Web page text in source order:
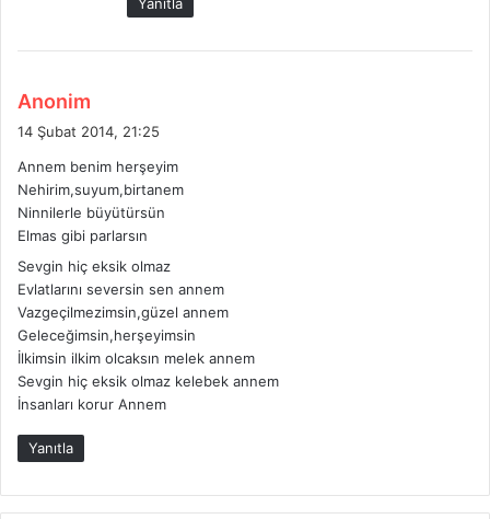
Yanıtla
Anonim
e
i
k
i
:
14 Şubat 2014, 21:25
Annem benim herşeyim
Nehirim,suyum,birtanem
Ninnilerle büyütürsün
Elmas gibi parlarsın
Sevgin hiç eksik olmaz
Evlatlarını seversin sen annem
Vazgeçilmezimsin,güzel annem
Geleceğimsin,herşeyimsin
İlkimsin ilkim olcaksın melek annem
Sevgin hiç eksik olmaz kelebek annem
İnsanları korur Annem
Yanıtla